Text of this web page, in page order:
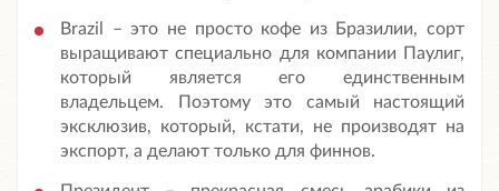
Brazil – это не просто кофе из Бразилии, сорт
выращивают специально для компании Паулиг,
который является его единственным
владельцем. Поэтому это самый настоящий
эксклюзив, который, кстати, не производят на
экспорт, а делают только для финнов.